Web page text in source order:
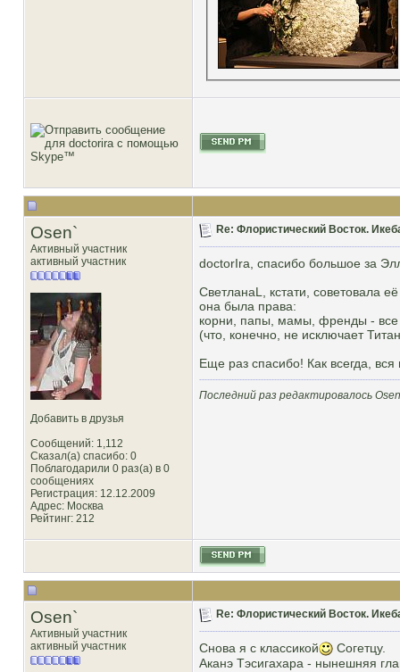
Osen`
Активный участник
активный участник
Добавить в друзья
Сообщений: 1,112
Сказал(а) спасибо: 0
Поблагодарили 0 раз(а) в 0
сообщениях
Регистрация: 12.12.2009
Адрес: Москва
Рейтинг: 212
Re: Флористический Восток.
doctorIra, спасибо большое за
СветланаL, кстати, советовала
она была права:
корни, папы, мамы, френды - все
(что, конечно, не исключает
Еще раз спасибо! Как всегда,
Последний раз редактировалось
Osen`
Активный участник
активный участник
Re: Флористический Восток.
Снова я с классикой
Согетцу.
Аканэ Тэсигахара - нынешняя